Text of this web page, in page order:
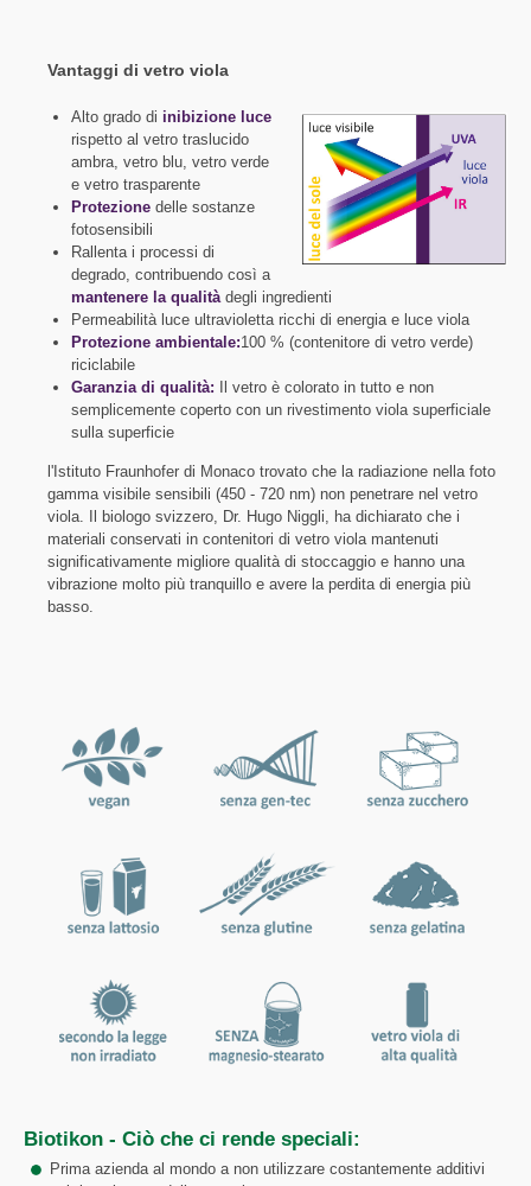
Vantaggi di vetro viola
Alto grado di inibizione luce
rispetto al vetro traslucido
ambra, vetro blu, vetro verde
e vetro trasparente
Protezione delle sostanze
fotosensibili
Rallenta i processi di
degrado, contribuendo così a
mantenere la qualitàdegli ingredienti
Permeabilità luce ultravioletta ricchi di energia e luce viola
Protezione ambientale:100 % (contenitore di vetro verde)
riciclabile
Garanzia di qualità: Il vetro è colorato in tutto e non
semplicemente coperto con un rivestimento viola superficiale
sulla superficie
l'Istituto Fraunhofer di Monaco trovato che la radiazione nella foto
gamma visibile sensibili (450 - 720 nm) non penetrare nel vetro
viola. Il biologo svizzero, Dr. Hugo Niggli, ha dichiarato che i
materiali conservati in contenitori di vetro viola mantenuti
significativamente migliore qualità di stoccaggio e hanno una
vibrazione molto più tranquillo e avere la perdita di energia più
basso.
Biotikon - Ciò che ci rende speciali:
Prima azienda al mondo a non utilizzare costantemente additivi